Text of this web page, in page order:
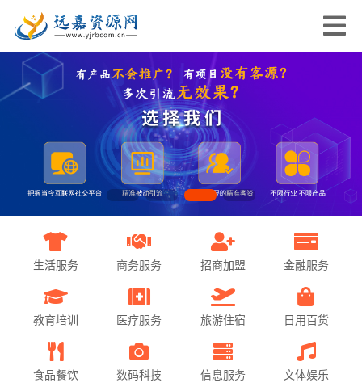
生活服务 商务服务 招商加盟 金融服务
教育培训 医疗服务 旅游住宿 日用百货
食品餐饮 数码科技 信息服务 文体娱乐